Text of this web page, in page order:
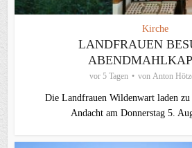
Kirche
LANDFRAUEN
vor 5 Tagen von Anton
Die Landfrauen Wildenwart laden
Andacht am Donnerstag 5.